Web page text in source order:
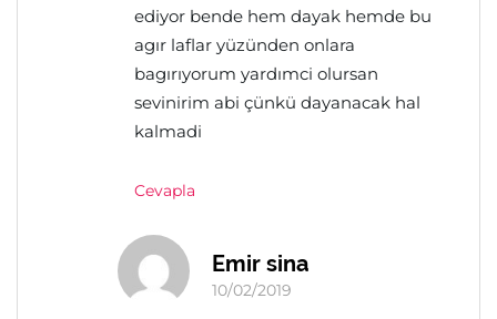
ediyor bende hem dayak hemde bu
agır laflar yüzünden onlara
bagırıyorum yardımci olursan
sevinirim abi çünkü dayanacak hal
kalmadi
Cevapla
Emir sina
10/02/2019